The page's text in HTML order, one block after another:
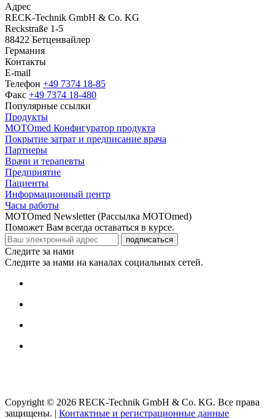
Адрес
RECK-Technik GmbH & Co. KG
Reckstraße 1-5
88422 Бетценвайлер
Германия
Контакты
E-mail
Телефон +49 7374 18-85
Факс +49 7374 18-480
Популярные ссылки
Продукты
MOTOmed Конфигуратор продукта
Покрытие затрат и предписание врача
Партнеры
Врачи и терапевты
Предприятие
Пациенты
Информационный центр
Часы работы
MOTOmed Newsletter (Рассылка MOTOmed)
Поможет Вам всегда оставаться в курсе.
подписаться
Следите за нами
Следите за нами на каналах социальных сетей.
Copyright © 2026 RECK-Technik GmbH & Co. KG. Все права
защищены. | Контактные и регистрационные данные